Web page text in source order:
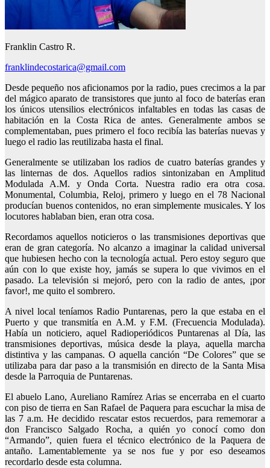
Franklin Castro R.
franklindecostarica@gmail.com
Desde pequeño nos aficionamos por la radio, pues crecimos a la par
del mágico aparato de transistores que junto al foco de baterías eran
los únicos utensilios electrónicos infaltables en todas las casas de
habitación en la Costa Rica de antes. Generalmente ambos se
complementaban, pues primero el foco recibía las baterías nuevas y
luego el radio las reutilizaba hasta el final.
Generalmente se utilizaban los radios de cuatro baterías grandes y
las linternas de dos. Aquellos radios sintonizaban en Amplitud
Modulada A.M. y Onda Corta. Nuestra radio era otra cosa.
Monumental, Columbia, Reloj, primero y luego en el 78 Nacional
producían buenos contenidos, no eran simplemente musicales. Y los
locutores hablaban bien, eran otra cosa.
Recordamos aquellos noticieros o las transmisiones deportivas que
eran de gran categoría. No alcanzo a imaginar la calidad universal
que hubiesen hecho con la tecnología actual. Pero estoy seguro que
aún con lo que existe hoy, jamás se supera lo que vivimos en el
pasado. La televisión si mejoró, pero con la radio de antes, ¡por
favor!, me quito el sombrero.
A nivel local teníamos Radio Puntarenas, pero la que estaba en el
Puerto y que transmitía en A.M. y F.M. (Frecuencia Modulada).
Había un noticiero, aquel Radioperiódicos Puntarenas al Día, las
transmisiones deportivas, música desde la playa, aquella marcha
distintiva y las campanas. O aquella canción “De Colores” que se
utilizaba para dar paso a la transmisión en directo de la Santa Misa
desde la Parroquia de Puntarenas.
El abuelo Lano, Aureliano Ramírez Arias se encerraba en el cuarto
con piso de tierra en San Rafael de Paquera para escuchar la misa de
las 7 a.m. He decidido rescatar estos recuerdos, para rememorar a
don Francisco Salgado Rocha, a quién yo conocí como don
“Armando”, quien fuera el técnico electrónico de la Paquera de
antaño. Lamentablemente ya se nos fue y por eso deseamos
recordarlo desde esta columna.